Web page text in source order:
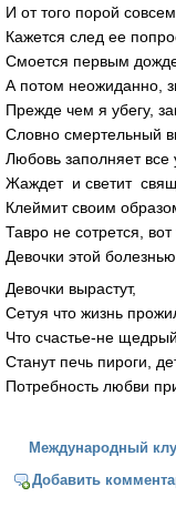
И от того порой
Кажется след ее
Смоется первым
А потом неожиданно,
Прежде чем я убегу,
Словно смертельный
Любовь заполняет все
Жаждет и светит
Клеймит своим
Тавро не сотрется,
Девочки этой
Девочки вырастут,
Сетуя что жизнь
Что счастье-не
Станут печь пироги,
Потребность любви
Международный
Добавить